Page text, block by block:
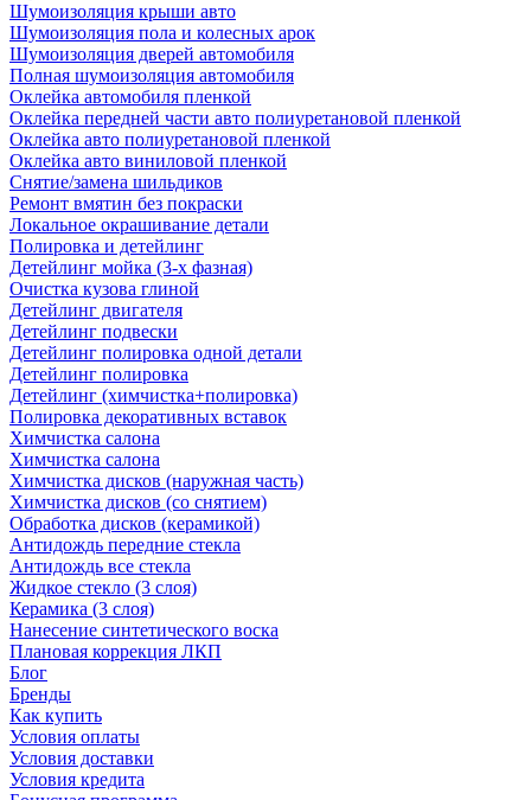
Шумоизоляция крыши авто
Шумоизоляция пола и колесных арок
Шумоизоляция дверей автомобиля
Полная шумоизоляция автомобиля
Оклейка автомобиля пленкой
Оклейка передней части авто полиуретановой пленкой
Оклейка авто полиуретановой пленкой
Оклейка авто виниловой пленкой
Снятие/замена шильдиков
Ремонт вмятин без покраски
Локальное окрашивание детали
Полировка и детейлинг
Детейлинг мойка (3-х фазная)
Очистка кузова глиной
Детейлинг двигателя
Детейлинг подвески
Детейлинг полировка одной детали
Детейлинг полировка
Детейлинг (химчистка+полировка)
Полировка декоративных вставок
Химчистка салона
Химчистка салона
Химчистка дисков (наружная часть)
Химчистка дисков (со снятием)
Обработка дисков (керамикой)
Антидождь передние стекла
Антидождь все стекла
Жидкое стекло (3 слоя)
Керамика (3 слоя)
Нанесение синтетического воска
Плановая коррекция ЛКП
Блог
Бренды
Как купить
Условия оплаты
Условия доставки
Условия кредита